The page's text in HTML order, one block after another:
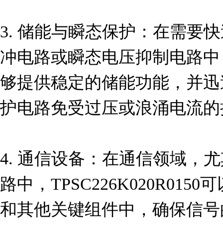
3. 储能与瞬态保护：在需要
冲电路或瞬态电压抑制电路中
够提供稳定的储能功能，并
护电路免受过压或浪涌电流
4. 通信设备：在通信领域，
路中，TPSC226K020R0150
和其他关键组件中，确保信